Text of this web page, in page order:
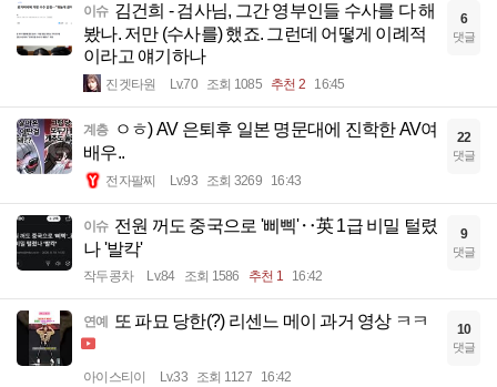
이슈 김건희 - 검사님, 그간 영부인들 수사를 다 해
봤나. 저만 (수사를) 했죠. 그런데 어떻게 이례적
이라고 얘기하나
진겟타원 Lv.70 조회 1085 추천 2 16:45
6
댓글
계층
ㅇㅎ) AV 은퇴후 일본 명문대에 진학한 AV여
배우..
전자팔찌 Lv.93 조회 3269 16:43
22
댓글
이슈 전원 꺼도 중국으로 '삐삑'‥英 1급 비밀 털렸
나 '발칵'
작두콩차 Lv.84 조회 1586 추천 1 16:42
9
댓글
연예 또 파묘 당한(?) 리센느 메이 과거 영상 ㅋㅋ
아이스티이 Lv.33 조회 1127 16:42
10
댓글